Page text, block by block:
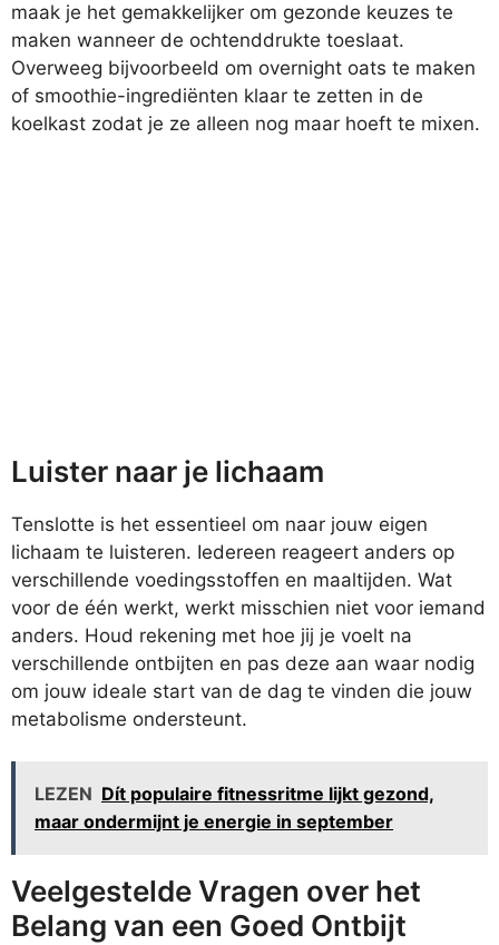
maak je het gemakkelijker om gezonde keuzes te
maken wanneer de ochtenddrukte toeslaat.
Overweeg bijvoorbeeld om overnight oats te maken
of smoothie-ingrediënten klaar te zetten in de
koelkast zodat je ze alleen nog maar hoeft te mixen.
Luister naar je lichaam
Tenslotte is het essentieel om naar jouw eigen
lichaam te luisteren. Iedereen reageert anders op
verschillende voedingsstoffen en maaltijden. Wat
voor de één werkt, werkt misschien niet voor iemand
anders. Houd rekening met hoe jij je voelt na
verschillende ontbijten en pas deze aan waar nodig
om jouw ideale start van de dag te vinden die jouw
metabolisme ondersteunt.
LEZEN Dít populaire fitnessritme lijkt gezond,
maar ondermijnt je energie in september
Veelgestelde Vragen over het
Belang van een Goed Ontbijt